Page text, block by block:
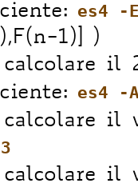
es4 -
1)] )
calcolare il
es4 -
calcolare il
calcolare il